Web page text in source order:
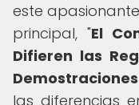
este
principal, "El
Difieren las
las diferencias